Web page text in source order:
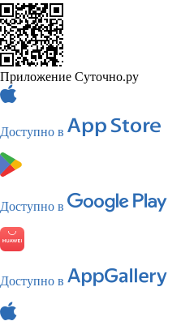
Приложение Суточно.ру
Доступно в
Доступно в
Доступно в